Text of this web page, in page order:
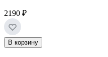
2190 ₽
В корзину